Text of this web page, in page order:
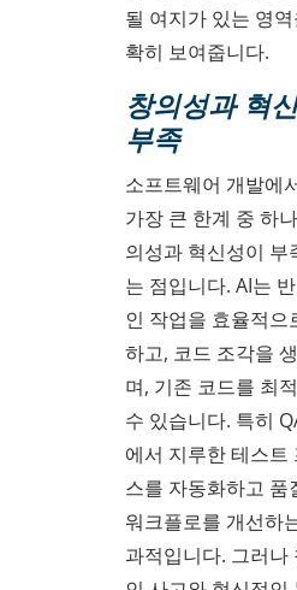
될 여지가 있는 영역
확히 보여줍니다.
창의성과 혁
부족
소프트웨어 개발에
가장 큰 한계 중 하
의성과 혁신성이 부
는 점입니다. AI는
인 작업을 효율적으
하고, 코드 조각을
며, 기존 코드를 최
수 있습니다. 특히
에서 지루한 테스트
스를 자동화하고 품
워크플로를 개선하
과적입니다. 그러나